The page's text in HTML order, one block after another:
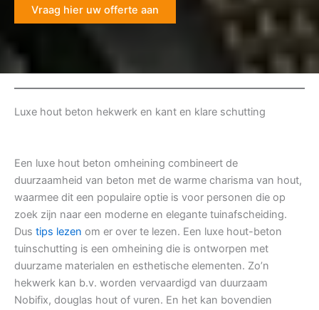
Vraag hier uw offerte aan
Luxe hout beton hekwerk en kant en klare schutting
Een luxe hout beton omheining combineert de
duurzaamheid van beton met de warme charisma van hout,
waarmee dit een populaire optie is voor personen die op
zoek zijn naar een moderne en elegante tuinafscheiding.
Dus tips lezen om er over te lezen. Een luxe hout-beton
tuinschutting is een omheining die is ontworpen met
duurzame materialen en esthetische elementen. Zo’n
hekwerk kan b.v. worden vervaardigd van duurzaam
Nobifix, douglas hout of vuren. En het kan bovendien